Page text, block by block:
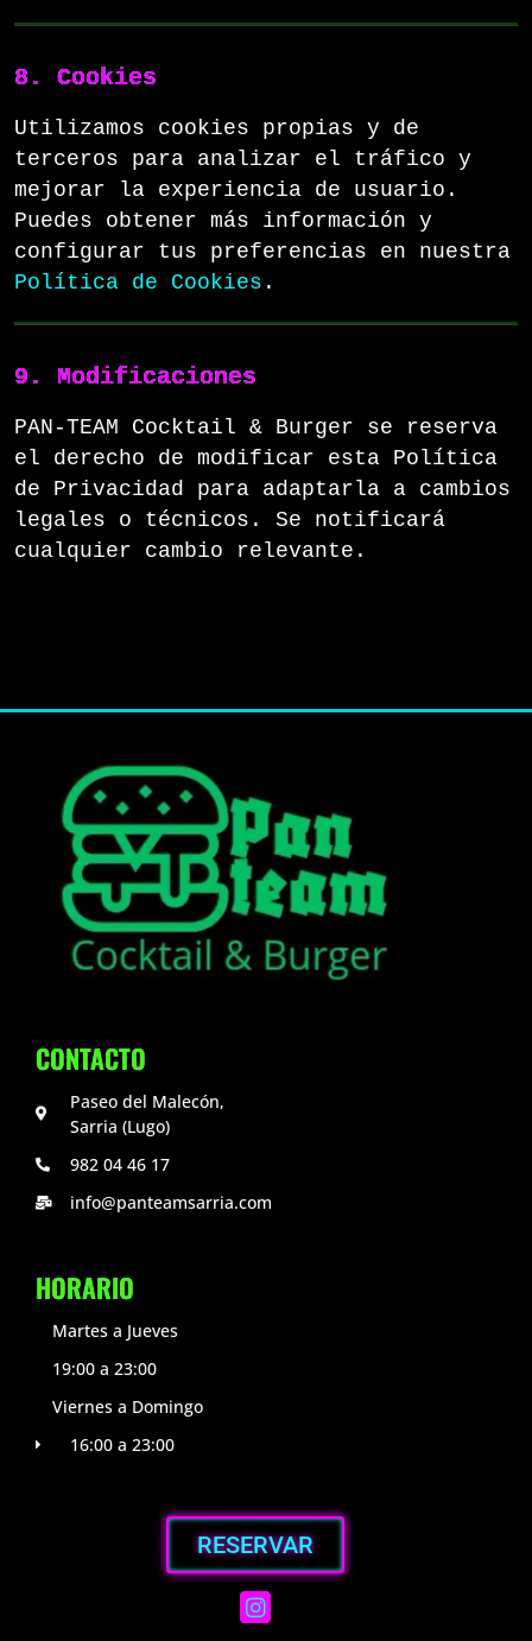
8. Cookies
Utilizamos cookies propias y de
terceros para analizar el tráfico y
mejorar la experiencia de usuario.
Puedes obtener más información y
configurar tus preferencias en nuestra
Política de Cookies .
9. Modificaciones
PAN‑TEAM Cocktail & Burger se reserva
el derecho de modificar esta Política
de Privacidad para adaptarla a cambios
legales o técnicos. Se notificará
cualquier cambio relevante.
CONTACTO
Paseo del Malecón,
Sarria (Lugo)
982 04 46 17
info@panteamsarria.com
HORARIO
Martes a Jueves
19:00 a 23:00
Viernes a Domingo
16:00 a 23:00
RESERVAR